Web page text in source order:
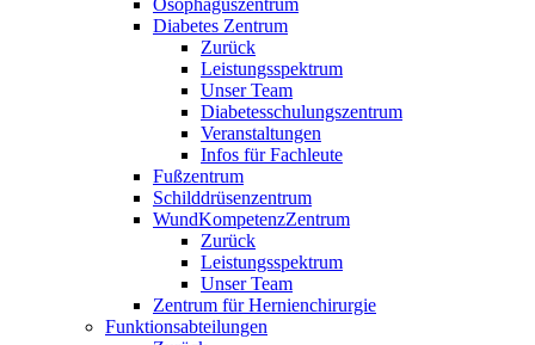
Ösophaguszentrum
Diabetes Zentrum
Zurück
Leistungsspektrum
Unser Team
Diabetesschulungszentrum
Veranstaltungen
Infos für Fachleute
Fußzentrum
Schilddrüsenzentrum
WundKompetenzZentrum
Zurück
Leistungsspektrum
Unser Team
Zentrum für Hernienchirurgie
Funktionsabteilungen